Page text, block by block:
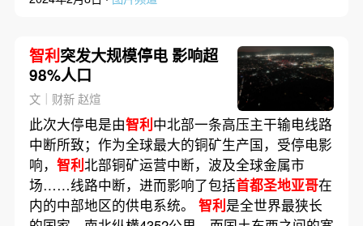
智利突发大规模停电 影响超
98%人口
文｜财新 赵煊
此次大停电是由智利中北部一条高压主干输电线路
中断所致；作为全球最大的铜矿生产国，受停电影
响， 智利北部铜矿运营中断，波及全球金属市
场……线路中断，进而影响了包括首都圣地亚哥在
内的中部地区的供电系统。 智利是全世界最狭长